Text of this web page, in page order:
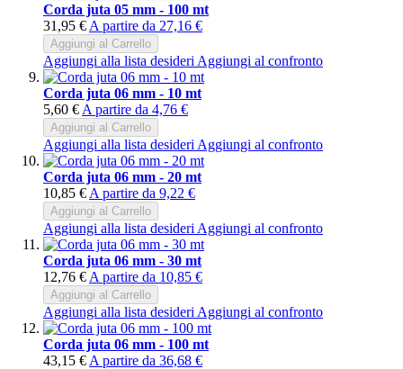
Corda juta 05 mm - 100 mt
31,95 € A partire da 27,16 €
Aggiungi al Carrello
Aggiungi alla lista desideri Aggiungi al confronto
Corda juta 06 mm - 10 mt
5,60 € A partire da 4,76 €
Aggiungi al Carrello
Aggiungi alla lista desideri Aggiungi al confronto
Corda juta 06 mm - 20 mt
10,85 € A partire da 9,22 €
Aggiungi al Carrello
Aggiungi alla lista desideri Aggiungi al confronto
Corda juta 06 mm - 30 mt
12,76 € A partire da 10,85 €
Aggiungi al Carrello
Aggiungi alla lista desideri Aggiungi al confronto
Corda juta 06 mm - 100 mt
43,15 € A partire da 36,68 €